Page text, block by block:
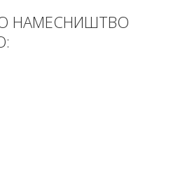
НАМЕСНИШТВО